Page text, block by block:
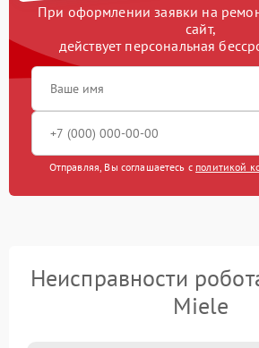
При оформлении заявки на
сайт,
действует персональная
Отправляя, Вы соглашаетесь с политикой
Неисправности
Miele